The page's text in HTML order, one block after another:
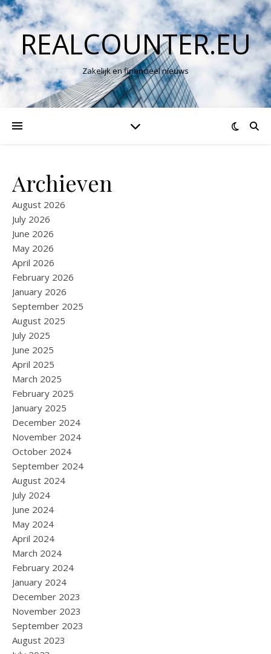
REALCOUNTER.EU
Zakelijk en financieel nieuws
Archieven
August 2026
July 2026
June 2026
May 2026
April 2026
February 2026
January 2026
September 2025
August 2025
July 2025
June 2025
April 2025
March 2025
February 2025
January 2025
December 2024
November 2024
October 2024
September 2024
August 2024
July 2024
June 2024
May 2024
April 2024
March 2024
February 2024
January 2024
December 2023
November 2023
September 2023
August 2023